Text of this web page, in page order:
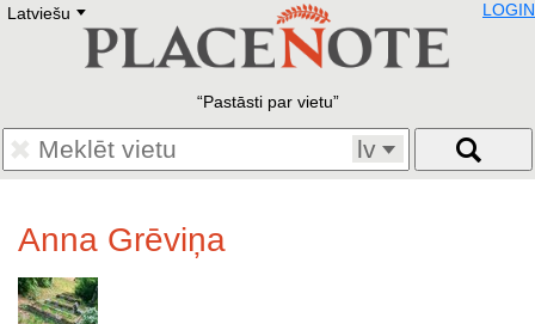
Latviešu E
Deutsch
Francais
Polski
Eestikeelne
LOGIN
Pastāsti par vietu
lv
Anna Grēviņa